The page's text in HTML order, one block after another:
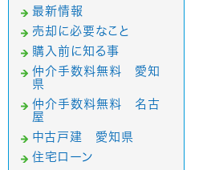
最新情報
売却に必要なこと
購入前に知る事
仲介手数料無料 愛知
県
仲介手数料無料 名古
屋
中古戸建 愛知県
住宅ローン